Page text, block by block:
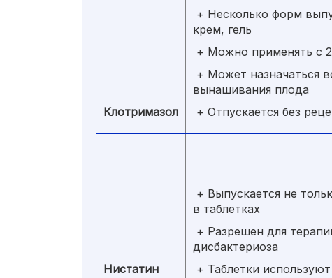
Клотримазол
+ Несколько форм
крем, гель
+ Можно применять с
+ Может назначаться
вынашивания плода
+ Отпускается без
Нистатин
+ Выпускается не
в таблетках
+ Разрешен для
дисбактериоза
+ Таблетки